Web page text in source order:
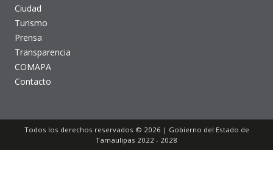
Ciudad
Turismo
Prensa
Transparencia
COMAPA
Contacto
Todos los derechos reservados © 2026 | Gobierno del Estado de
Tamaulipas 2022 - 2028